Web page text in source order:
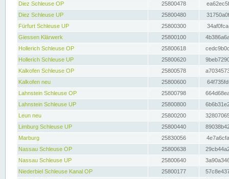
Diez Schleuse OP
25800478
Diez Schleuse UP
25800480
Fürfurt Schleuse UP
25800300
Giessen Klärwerk
25800100
Hollerich Schleuse OP
25800618
Hollerich Schleuse UP
25800620
Kalkofen Schleuse OP
25800578
Kalkofen neu
25800600
Lahnstein Schleuse OP
25800798
Lahnstein Schleuse UP
25800800
Leun neu
25800200
Limburg Schleuse UP
25800440
Marburg
25830056
Nassau Schleuse OP
25800638
Nassau Schleuse UP
25800640
Niederbiel Schleuse Kanal OP
25800177